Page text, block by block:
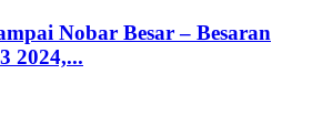
Nobar Besar – Besaran
2024,...